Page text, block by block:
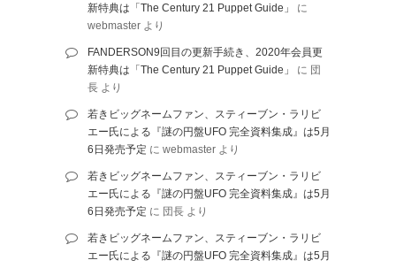
新特典は「The Century 21 Puppet Guide」
に
webmaster より
FANDERSON9回目の更新手続き、2020年会員更
新特典は「The Century 21 Puppet Guide」
に 団
長 より
若きビッグネームファン、スティーブン・ラリビ
エー氏による『謎の円盤UFO 完全資料集成』は5月
6日発売予定 に webmaster より
若きビッグネームファン、スティーブン・ラリビ
エー氏による『謎の円盤UFO 完全資料集成』は5月
6日発売予定 に 団長 より
若きビッグネームファン、スティーブン・ラリビ
エー氏による『謎の円盤UFO 完全資料集成』は5月